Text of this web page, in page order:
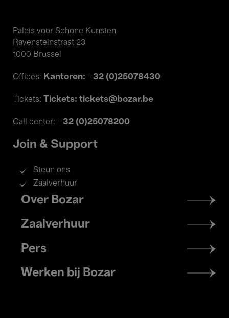
Paleis voor Schone Kunsten
Ravensteinstraat 23
1000 Brussel
Offices: Kantoren: +32 (0)25078430
Tickets: Tickets: tickets@bozar.be
Call center: +32 (0)25078200
Join & Support
Steun ons
Zaalverhuur
Footer
menu
Over Bozar
Zaalverhuur
Pers
Werken bij Bozar